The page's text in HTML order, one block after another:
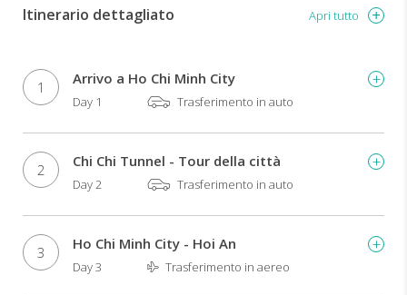
Itinerario dettagliato Apri tutto
1 Arrivo a Ho Chi Minh City
Day 1 Trasferimento in auto
2 Chi Chi Tunnel - Tour della città
Day 2 Trasferimento in auto
3 Ho Chi Minh City - Hoi An
Day 3 Trasferimento in aereo